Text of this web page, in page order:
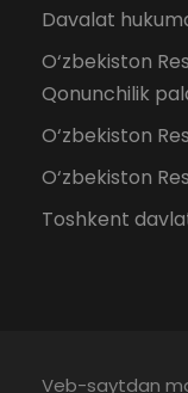
Davalat
O‘zbekiston
Qonunchilik
O‘zbekiston
O‘zbekiston
Toshkent
Veb-saytdan